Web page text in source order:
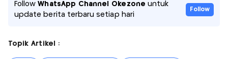
FollowWhatsApp Channel Okezone untuk
update berita terbaru setiap hari
Follow
Topik Artikel :